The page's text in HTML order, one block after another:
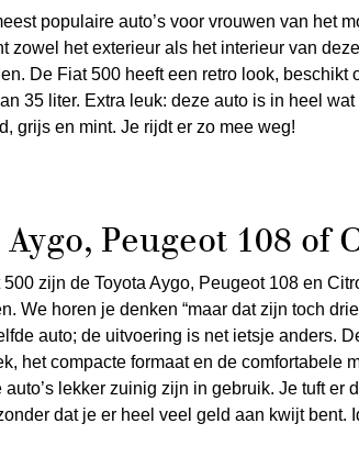
populaire auto’s voor vrouwen van het
zowel het exterieur als het interieur van
De Fiat 500 heeft een retro look, beschikt
35 liter. Extra leuk: deze auto is in heel
grijs en mint. Je rijdt er zo mee weg!
Peugeot 108 of
500 zijn de Toyota Aygo, Peugeot 108 en
We horen je denken “maar dat zijn toch
auto; de uitvoering is net ietsje anders.
het compacte formaat en de comfortabele
auto’s lekker zuinig zijn in gebruik. Je tuft er
dat je er heel veel geld aan kwijt bent.